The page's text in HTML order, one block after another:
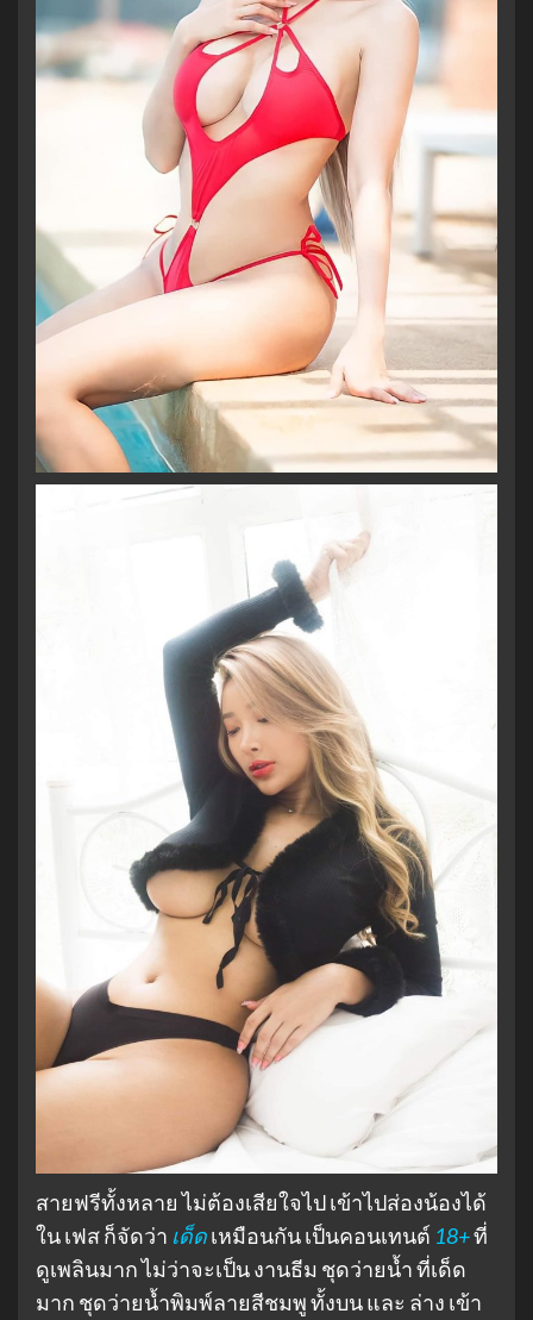
สายฟรีทั้งหลาย ไม่ต้องเสียใจไป เข้าไปส่องน้องได้
ใน เฟส ก็จัดว่า เด็ดเหมือนกัน เป็นคอนเทนต์ 18+ที่
ดูเพลินมาก ไม่ว่าจะเป็น งานธีม ชุดว่ายน้ำ ที่เด็ด
มาก ชุดว่ายน้ำพิมพ์ลายสีชมพู ทั้งบน และ ล่าง เข้า